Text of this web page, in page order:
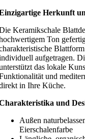
Herkunft
Keramikschale
Ton
aufgetragen.
das lokale
und
in Ihre Küche.
und
Außen
Eierschalenfarbe